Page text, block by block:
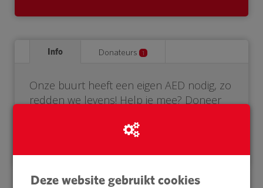
Info Donateurs 1
Onze buurt heeft een eigen AED nodig, zo
redden we levens! Help je mee? Doneer
Deze website gebruikt cookies